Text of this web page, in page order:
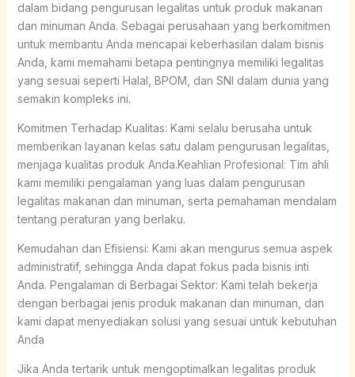
dalam bidang pengurusan legalitas untuk produk makanan
dan minuman Anda. Sebagai perusahaan yang berkomitmen
untuk membantu Anda mencapai keberhasilan dalam bisnis
Anda, kami memahami betapa pentingnya memiliki legalitas
yang sesuai seperti Halal, BPOM, dan SNI dalam dunia yang
semakin kompleks ini.
Komitmen Terhadap Kualitas: Kami selalu berusaha untuk
memberikan layanan kelas satu dalam pengurusan legalitas,
menjaga kualitas produk Anda.Keahlian Profesional: Tim ahli
kami memiliki pengalaman yang luas dalam pengurusan
legalitas makanan dan minuman, serta pemahaman mendalam
tentang peraturan yang berlaku.
Kemudahan dan Efisiensi: Kami akan mengurus semua aspek
administratif, sehingga Anda dapat fokus pada bisnis inti
Anda. Pengalaman di Berbagai Sektor: Kami telah bekerja
dengan berbagai jenis produk makanan dan minuman, dan
kami dapat menyediakan solusi yang sesuai untuk kebutuhan
Anda
Jika Anda tertarik untuk mengoptimalkan legalitas produk